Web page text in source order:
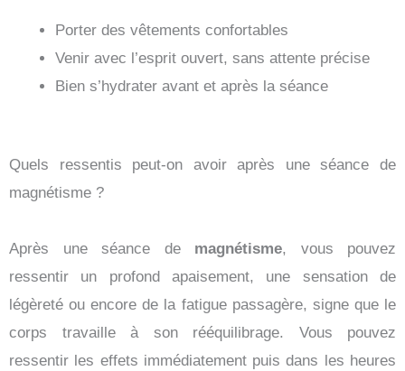
Porter des vêtements confortables
Venir avec l’esprit ouvert, sans attente précise
Bien s’hydrater avant et après la séance
Quels ressentis peut-on avoir après une séance de
magnétisme ?
Après une séance de magnétisme, vous pouvez
ressentir un profond apaisement, une sensation de
légèreté ou encore de la fatigue passagère, signe que le
corps travaille à son rééquilibrage. Vous pouvez
ressentir les effets immédiatement puis dans les heures